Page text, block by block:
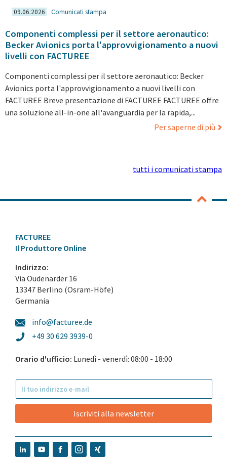
09.06.2026 Comunicati stampa
Componenti complessi per il settore aeronautico:
Becker Avionics porta l'approvvigionamento a nuovi
livelli con FACTUREE
Componenti complessi per il settore aeronautico: Becker
Avionics porta l'approvvigionamento a nuovi livelli con
FACTUREE Breve presentazione di FACTUREE FACTUREE offre
una soluzione all-in-one all'avanguardia per la rapida,...
Per saperne di più
tutti i comunicati stampa
FACTUREE
Il Produttore Online
Indirizzo:
Via Oudenarder 16
13347 Berlino (Osram-Höfe)
Germania
info@facturee.de
+49 30 629 3939-0
Orario d'ufficio: Lunedì - venerdì: 08:00 - 18:00
Iscriviti alla newsletter